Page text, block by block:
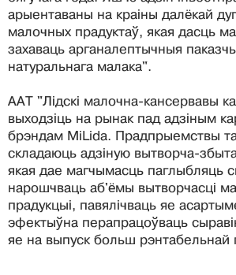
арыентаваны на краіны далёкай
малочных прадуктаў, якая дасць
захаваць арганалептычныя
натуральнага малака".
ААТ "Лідскі малочна-кансервавы
выходзіць на рынак пад адзіным
брэндам MiLida. Прадпрыемствы
складаюць адзіную вытворча-
якая дае магчымасць паглыбляць
нарошчваць аб'ёмы вытворчасці
прадукцыі, павялічваць яе
эфектыўна перапрацоўваць
яе на выпуск больш рэнтабельнай